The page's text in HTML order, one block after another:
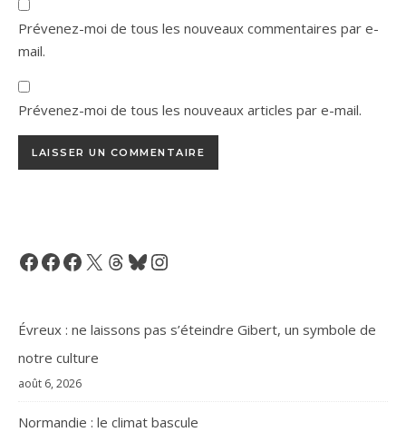
Prévenez-moi de tous les nouveaux commentaires par e-
mail.
Prévenez-moi de tous les nouveaux articles par e-mail.
Facebook
Facebook
Facebook
X Threads
BlueskyInstagram
Évreux : ne laissons pas s’éteindre Gibert, un symbole de
notre culture
août 6, 2026
Normandie : le climat bascule